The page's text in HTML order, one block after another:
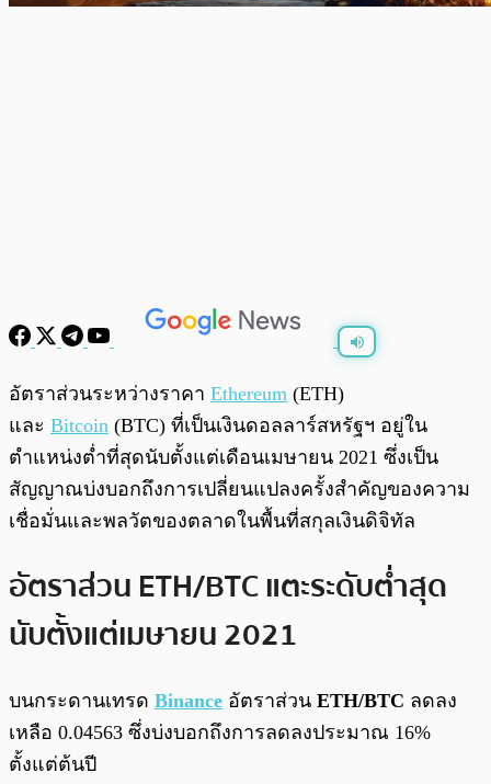
พร้อมเล่น
อัตราส่วนระหว่างราคา Ethereum (ETH)
และ Bitcoin (BTC) ที่เป็นเงินดอลลาร์สหรัฐฯ อยู่ใน
ตำแหน่งต่ำที่สุดนับตั้งแต่เดือนเมษายน 2021 ซึ่งเป็น
สัญญาณบ่งบอกถึงการเปลี่ยนแปลงครั้งสำคัญของความ
เชื่อมั่นและพลวัตของตลาดในพื้นที่สกุลเงินดิจิทัล
อัตราส่วน ETH/BTC แตะระดับต่ำสุด
นับตั้งแต่เมษายน 2021
บนกระดานเทรด Binance อัตราส่วน ETH/BTC ลดลง
เหลือ 0.04563 ซึ่งบ่งบอกถึงการลดลงประมาณ 16%
ตั้งแต่ต้นปี